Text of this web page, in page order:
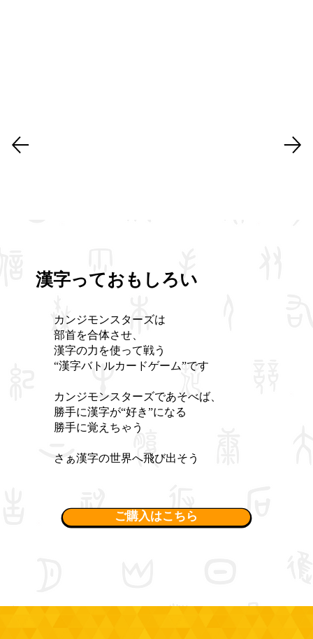
​漢字っておもしろい
​カンジモンスターズは
部首を合体させ、
漢字の力を使って戦う
“漢字バトルカードゲーム”です
カンジモンスターズであそべば、
勝手に漢字が“好き”になる
勝手に覚えちゃう
​さぁ漢字の世界へ飛び出そう
ご購入はこちら